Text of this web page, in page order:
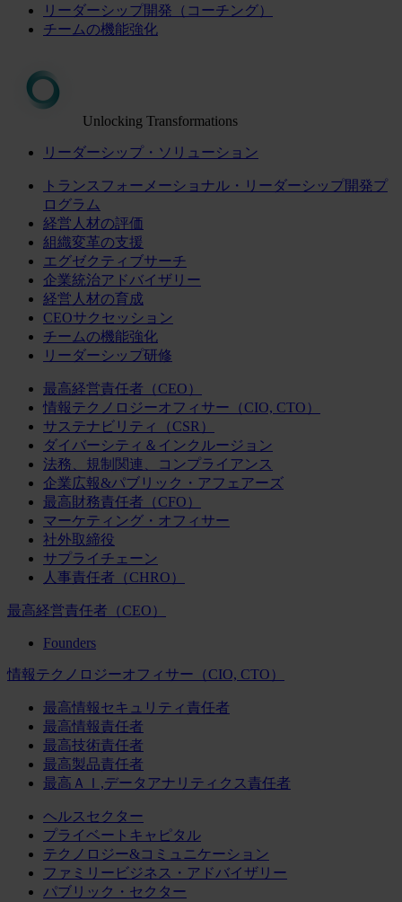
リーダーシップ開発（コーチング）
チームの機能強化
Unlocking Transformations
リーダーシップ・ソリューション
トランスフォーメーショナル・リーダーシップ開発プ
ログラム
経営人材の評価
組織変革の支援
エグゼクティブサーチ
企業統治アドバイザリー
経営人材の育成
CEOサクセッション
チームの機能強化
リーダーシップ研修
最高経営責任者（CEO）
情報テクノロジーオフィサー（CIO, CTO）
サステナビリティ（CSR）
ダイバーシティ＆インクルージョン
法務、規制関連、コンプライアンス
企業広報&パブリック・アフェアーズ
最高財務責任者（CFO）
マーケティング・オフィサー
社外取締役
サプライチェーン
人事責任者（CHRO）
最高経営責任者（CEO）
Founders
情報テクノロジーオフィサー（CIO, CTO）
最高情報セキュリティ責任者
最高情報責任者
最高技術責任者
最高製品責任者
最高ＡＩ,データアナリティクス責任者
ヘルスセクター
プライベートキャピタル
テクノロジー&コミュニケーション
ファミリービジネス・アドバイザリー
パブリック・セクター